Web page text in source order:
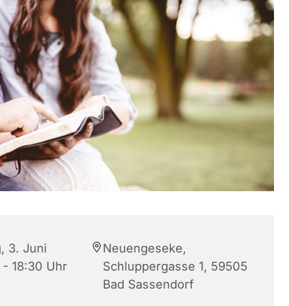
3. Juni
- 18:30 Uhr
Neuengeseke,
Schluppergasse 1, 59505
Bad Sassendorf